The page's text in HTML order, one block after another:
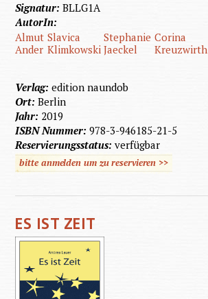
Signatur:BLLG1A
AutorIn:
Almut
Ander
Slavica
Klimkowski
Stephanie
Jaeckel
Corina
Kreuzwirth
Verlag:edition naundob
Ort:Berlin
Jahr: 2019
ISBN Nummer:978-3-946185-21-5
Reservierungsstatus:verfügbar
bitte anmelden um zu reservieren >>
ES IST ZEIT